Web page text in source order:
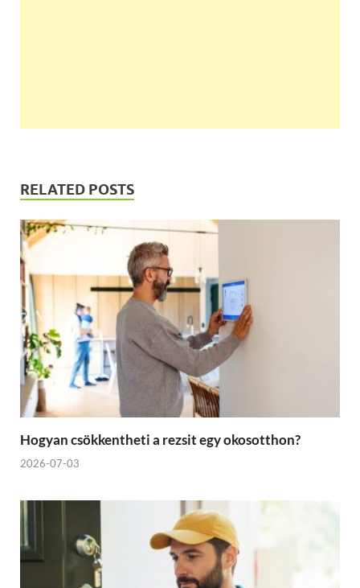
RELATED POSTS
Hogyan csökkentheti a rezsit egy okosotthon?
2026-07-03